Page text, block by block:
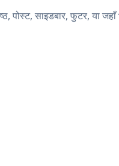
साइडबार, फुटर, या जहाँ